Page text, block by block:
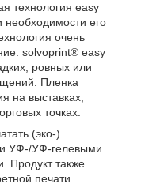
технология easy
необходимости его
очень
solvoprint® easy
ровных или
Пленка
на выставках,
точках.
(эко-)
УФ-/УФ-гелевыми
Продукт также
печати.